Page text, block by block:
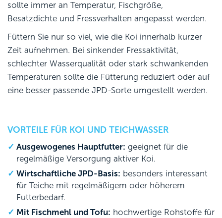
sollte immer an Temperatur, Fischgröße,
Besatzdichte und Fressverhalten angepasst werden.
Füttern Sie nur so viel, wie die Koi innerhalb kurzer
Zeit aufnehmen. Bei sinkender Fressaktivität,
schlechter Wasserqualität oder stark schwankenden
Temperaturen sollte die Fütterung reduziert oder auf
eine besser passende JPD-Sorte umgestellt werden.
VORTEILE FÜR KOI UND TEICHWASSER
Ausgewogenes Hauptfutter: geeignet für die
regelmäßige Versorgung aktiver Koi.
Wirtschaftliche JPD-Basis: besonders interessant
für Teiche mit regelmäßigem oder höherem
Futterbedarf.
Mit Fischmehl und Tofu: hochwertige Rohstoffe für